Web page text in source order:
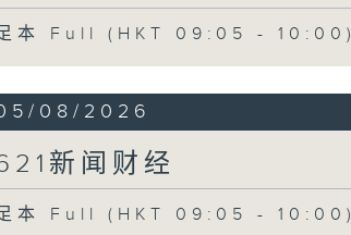
本 Full (HKT 09:05 - 10:00)
08/2026
新闻财经
本 Full (HKT 09:05 - 10:00)